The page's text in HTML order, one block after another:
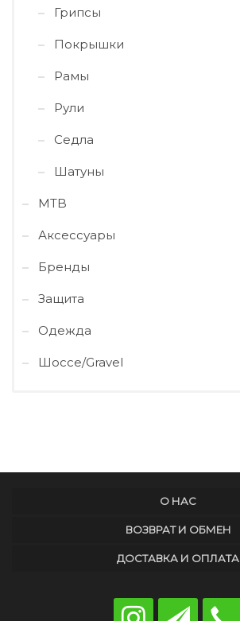
Грипсы
Покрышки
Рамы
Рули
Седла
Шатуны
MTB
Аксессуары
Бренды
Защита
Одежда
Шоссе/Gravel
О НАС
ВОЗВРАТ И ОБМЕН
ДОСТАВКА И ОПЛАТА